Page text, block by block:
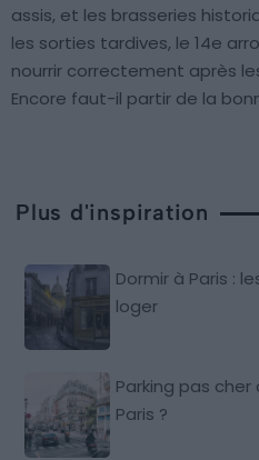
assis, et les brasseries
les sorties tardives, le 14e
nourrir correctement après
Encore faut-il partir de la
Plus d'inspiration
Dormir à Paris :
loger
Parking pas cher
Paris ?